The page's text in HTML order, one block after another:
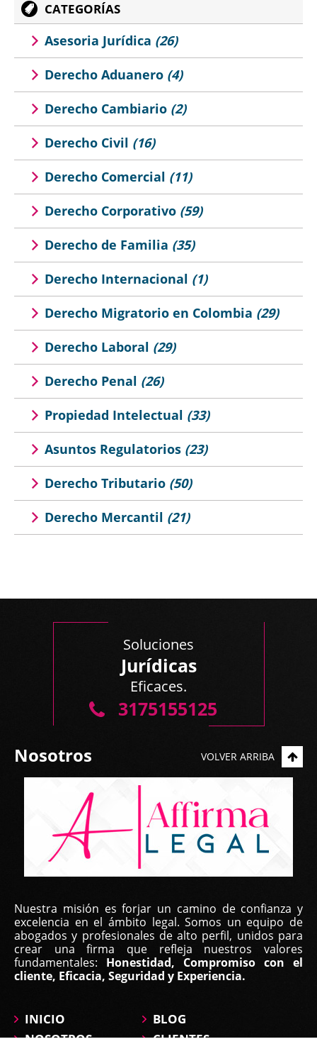
CATEGORÍAS
Asesoria Jurídica (26)
Derecho Aduanero (4)
Derecho Cambiario (2)
Derecho Civil (16)
Derecho Comercial (11)
Derecho Corporativo (59)
Derecho de Familia (35)
Derecho Internacional (1)
Derecho Migratorio en Colombia (29)
Derecho Laboral (29)
Derecho Penal (26)
Propiedad Intelectual (33)
Asuntos Regulatorios (23)
Derecho Tributario (50)
Derecho Mercantil (21)
Soluciones
Jurídicas
Eficaces.
3175155125
Nosotros
Nuestra misión es forjar un camino de confianza y
excelencia en el ámbito legal. Somos un equipo de
abogados y profesionales de alto perfil, unidos para
crear una firma que refleja nuestros valores
fundamentales: Honestidad, Compromiso con el
cliente, Eficacia, Seguridad y Experiencia.
VOLVER ARRIBA
INICIO
NOSOTROS
BLOG
CLIENTES